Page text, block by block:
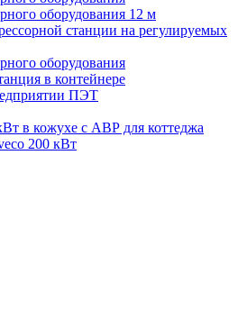
оборудования 12 м
станции на регулируемых
оборудования
в контейнере
ПЭТ
в кожухе с АВР для коттеджа
200 кВт